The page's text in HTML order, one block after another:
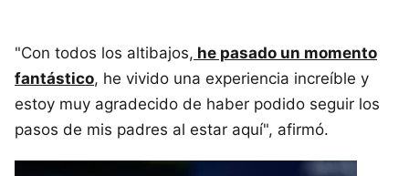
"Con todos los altibajos, he pasado un momento
fantástico, he vivido una experiencia increíble y
estoy muy agradecido de haber podido seguir los
pasos de mis padres al estar aquí", afirmó.